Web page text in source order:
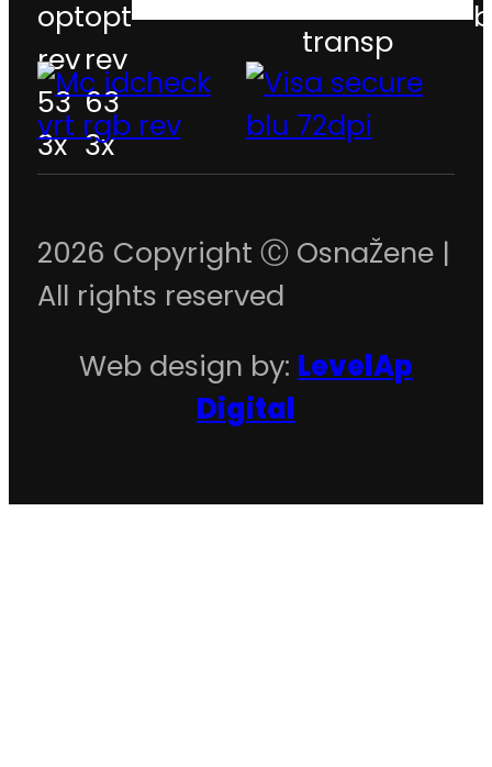
2026 Copyright Ⓒ OsnaŽene |
All rights reserved
Web design by: LevelAp
Digital